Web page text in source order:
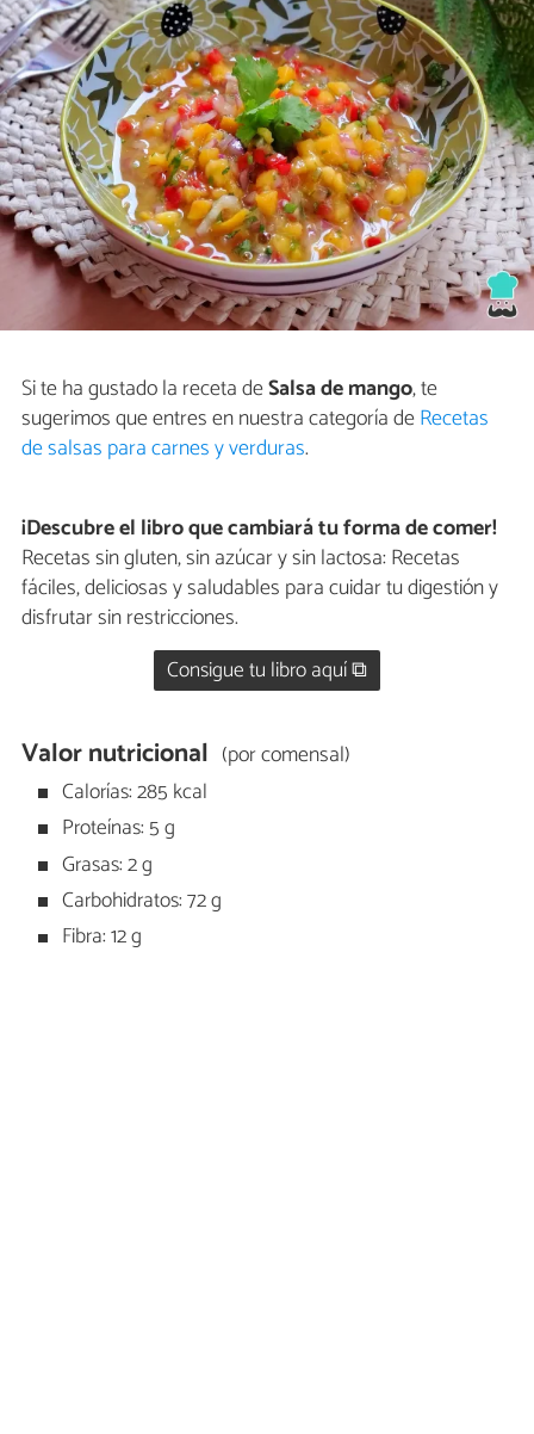
Si te ha gustado la receta deSalsa de mango, te
sugerimos que entres en nuestra categoría deRecetas
de salsas para carnes y verduras.
¡Descubre el libro que cambiará tu forma de comer!
Recetas sin gluten, sin azúcar y sin lactosa: Recetas
fáciles, deliciosas y saludables para cuidar tu digestión y
disfrutar sin restricciones.
Consigue tu libro aquí ⧉
Valor nutricional (por comensal)
Calorías: 285 kcal
Proteínas: 5 g
Grasas: 2 g
Carbohidratos: 72 g
Fibra: 12 g